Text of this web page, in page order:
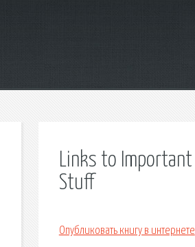
Links to Important
Stuff
Опубликовать книгу в интернете